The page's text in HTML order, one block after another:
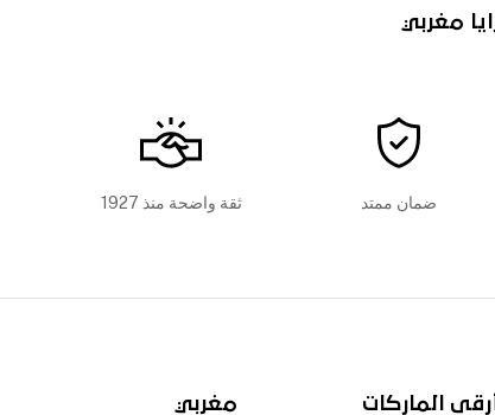
مغربي
ضمان ممتد ثقة واضحة منذ 1927
أرقى الماركات مغربي